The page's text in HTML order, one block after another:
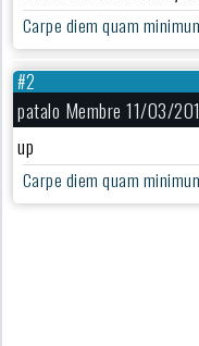
Carpe diem quam
#2
patalo Membre 11/03/
up
Carpe diem quam